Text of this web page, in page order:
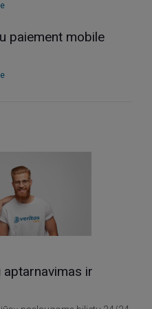
paiement mobile
ir